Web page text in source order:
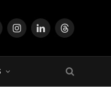
InstagramLinkedInThreads